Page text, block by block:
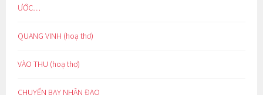
ƯỚC…
QUANG VINH (hoạ thơ)
VÀO THU (hoạ thơ)
CHUYẾN BAY NHÂN ĐẠO